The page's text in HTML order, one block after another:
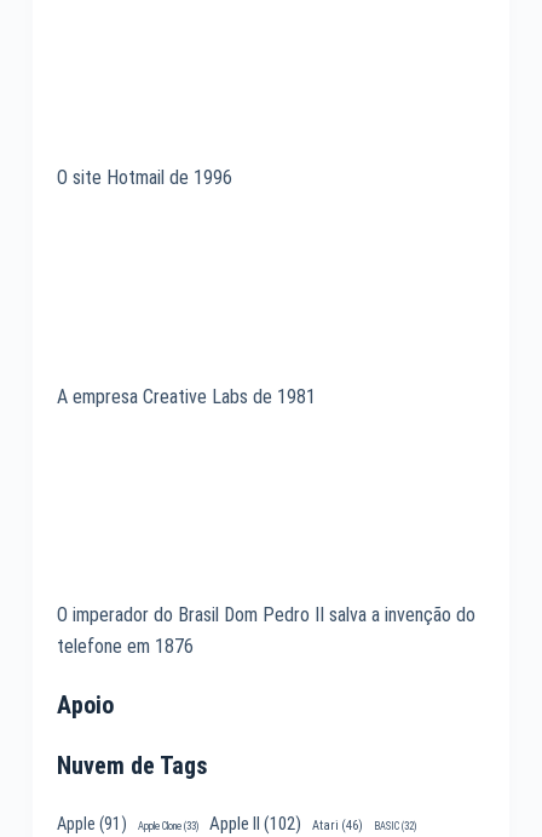
O site Hotmail de 1996
A empresa Creative Labs de 1981
O imperador do Brasil Dom Pedro II salva a invenção do
telefone em 1876
Apoio
Nuvem de Tags
Apple (91) Apple Clone(33) Apple II (102) Atari (46) BASIC(32)